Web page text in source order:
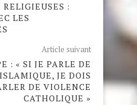
:
LES
Article suivant
: « SI JE PARLE DE
JE DOIS
DE VIOLENCE
CATHOLIQUE »